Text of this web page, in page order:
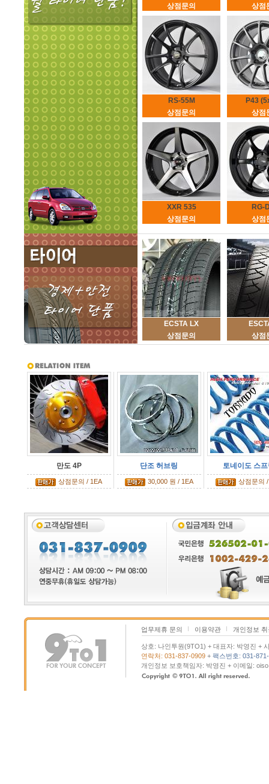
상점문의
상점
RS-55M
상점문의
P43
상점
XXR 535
상점문의
RG-
상점
ECSTA LX
상점문의
상점
만도 4P
상점문의 / 1EA
단조 허브링
30,000 원 / 1EA
토네이도 스
상점문의
업무제휴 문의 이용약관 개인정보
상호: 나인투원(9TO1) + 대표자: 박영진 +
연락처: 031-837-0909 + 팩스번호: 031-
개인정보 보호책임자: 박영진 + 이메일: